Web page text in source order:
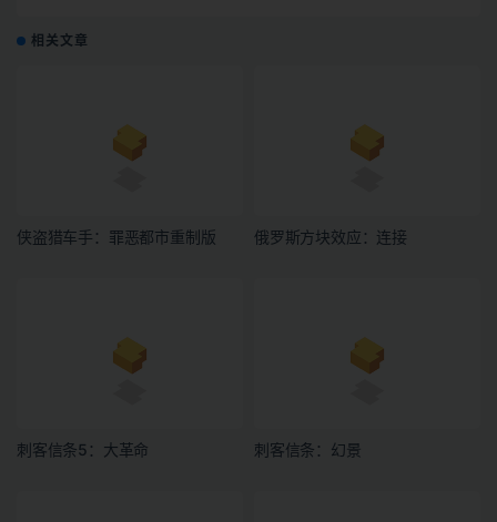
相关文章
侠盗猎车手：罪恶都市重制版 俄罗斯方块效应：连接
刺客信条5：大革命 刺客信条：幻景